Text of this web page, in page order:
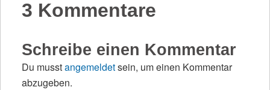
3 Kommentare
Schreibe einen Kommentar
Du musstangemeldetsein, um einen Kommentar
abzugeben.